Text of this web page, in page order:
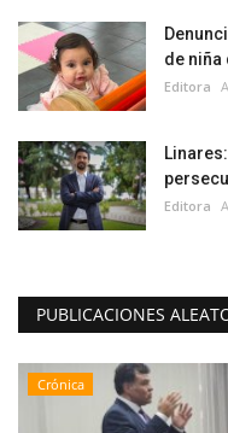
de niña
Editora
Editora
PUBLICACIONES
Crónica